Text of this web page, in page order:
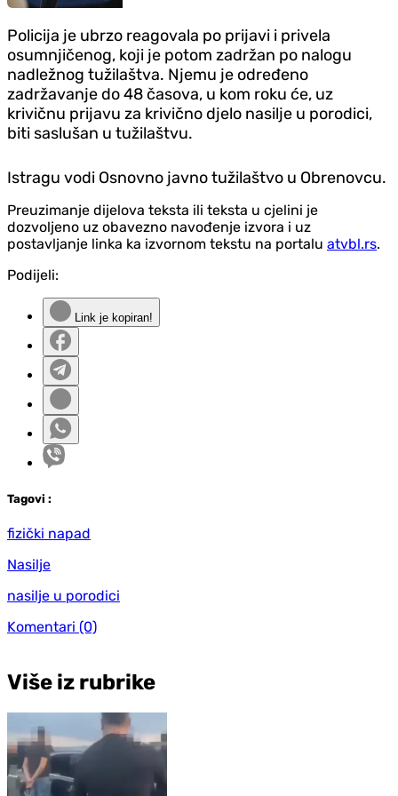
Policija je ubrzo reagovala po prijavi i privela
osumnjičenog, koji je potom zadržan po nalogu
nadležnog tužilaštva. Njemu je određeno
zadržavanje do 48 časova, u kom roku će, uz
krivičnu prijavu za krivično djelo nasilje u porodici,
biti saslušan u tužilaštvu.
Istragu vodi Osnovno javno tužilaštvo u Obrenovcu.
Preuzimanje dijelova teksta ili teksta u cjelini je
dozvoljeno uz obavezno navođenje izvora i uz
postavljanje linka ka izvornom tekstu na portalu atvbl.rs.
Podijeli:
Link je kopiran!
Tagovi :
fizički napad
Nasilje
nasilje u porodici
Komentari (0)
Više iz rubrike